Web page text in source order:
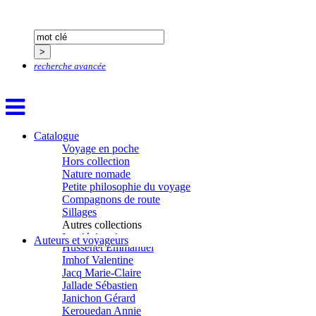
recherche avancée
Catalogue
Voyage en poche
Hors collection
Nature nomade
Petite philosophie du voyage
Compagnons de route
Sillages
Autres collections
La clé des champs
Chemins d’étoiles
Visions
Auteurs et voyageurs
Grange Florent
Gras Cédric
Guéguéniat Jean-Yves
Haegy Jean-Marie
Hafez Kim
Halluin Bruno d’
Hardivilliers Albéric d’
Harvey James
Heimburger Mario
Hervouët Tifenn
Houdaille Christophe
Hussain Fawaz
Hussenet Emmanuel
Imhof Valentine
Jacq Marie-Claire
Jallade Sébastien
Janichon Gérard
Kerouedan Annie